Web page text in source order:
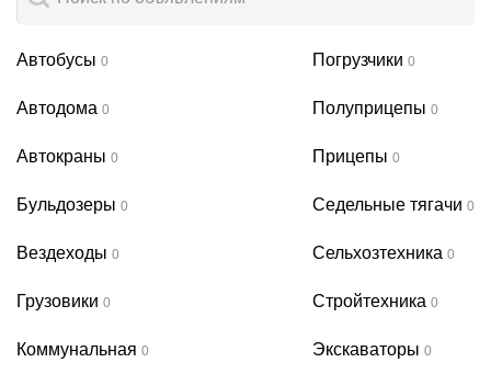
Автобусы 0
Автодома 0
Автокраны 0
Бульдозеры 0
Вездеходы 0
Грузовики 0
Коммунальная 0
Погрузчики 0
Полуприцепы 0
Прицепы 0
Седельные тягачи 0
Сельхозтехника 0
Стройтехника 0
Экскаваторы 0